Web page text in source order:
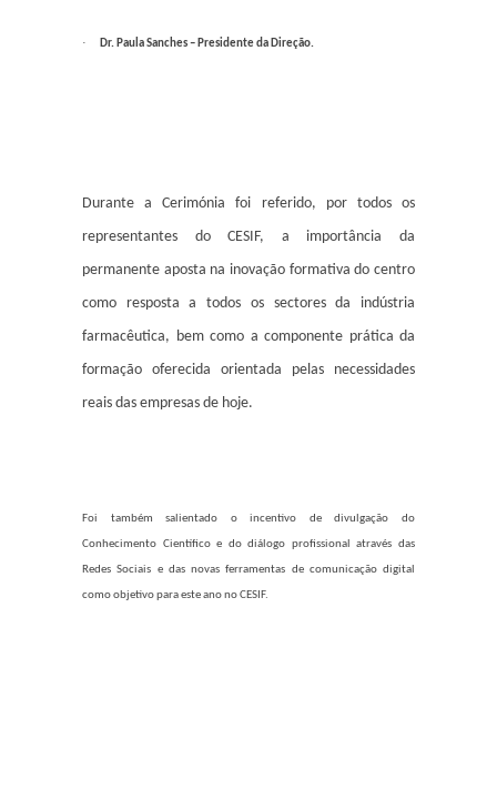
· Dr. Paula Sanches – Presidente da Direção.
Durante a Cerimónia foi referido, por todos os
representantes do CESIF, a importância da
permanente aposta na inovação formativa do centro
como resposta a todos os sectores da indústria
farmacêutica, bem como a componente prática da
formação oferecida orientada pelas necessidades
reais das empresas de hoje.
Foi também salientado o incentivo de divulgação do
Conhecimento Científico e do diálogo profissional através das
Redes Sociais e das novas ferramentas de comunicação digital
como objetivo para este ano no CESIF.